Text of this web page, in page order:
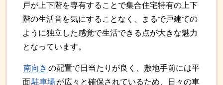
戸が上下階を専有することで集合住宅特有の上下
階の生活音を気にすることなく、まるで戸建ての
ように独立した感覚で生活できる点が大きな魅力
となっています。
南向き の配置で日当たりが良く、敷地手前には平
面駐車場が広々と確保されているため、日々の車